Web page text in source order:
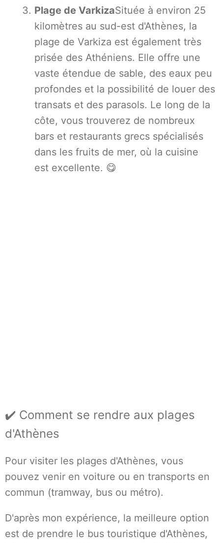
Plage de VarkizaSituée à environ 25
kilomètres au sud-est d'Athènes, la
plage de Varkiza est également très
prisée des Athéniens. Elle offre une
vaste étendue de sable, des eaux peu
profondes et la possibilité de louer des
transats et des parasols. Le long de la
côte, vous trouverez de nombreux
bars et restaurants grecs spécialisés
dans les fruits de mer, où la cuisine
est excellente. 😋
✔️ Comment se rendre aux plages
d'Athènes
Pour visiter les plages d'Athènes, vous
pouvez venir en voiture ou en transports en
commun (tramway, bus ou métro).
D'après mon expérience, la meilleure option
est de prendre le bus touristique d'Athènes,